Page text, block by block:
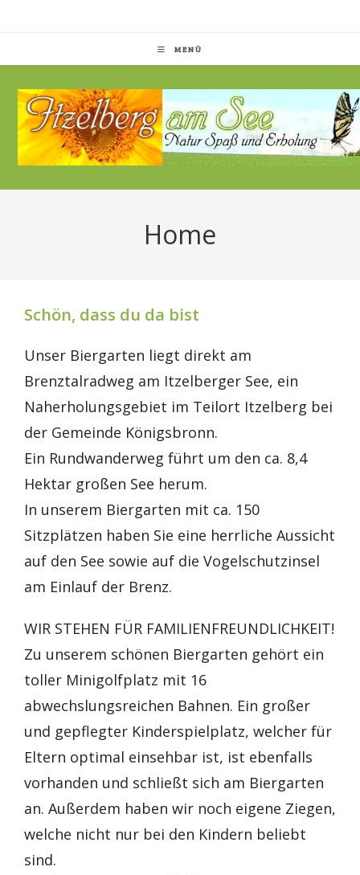
MENÜ
Home
Schön, dass du da bist
Unser Biergarten liegt direkt am
Brenztalradweg am Itzelberger See, ein
Naherholungsgebiet im Teilort Itzelberg bei
der Gemeinde Königsbronn.
Ein Rundwanderweg führt um den ca. 8,4
Hektar großen See herum.
In unserem Biergarten mit ca. 150
Sitzplätzen haben Sie eine herrliche Aussicht
auf den See sowie auf die Vogelschutzinsel
am Einlauf der Brenz.
WIR STEHEN FÜR FAMILIENFREUNDLICHKEIT!
Zu unserem schönen Biergarten gehört ein
toller Minigolfplatz mit 16
abwechslungsreichen Bahnen. Ein großer
und gepflegter Kinderspielplatz, welcher für
Eltern optimal einsehbar ist, ist ebenfalls
vorhanden und schließt sich am Biergarten
an. Außerdem haben wir noch eigene Ziegen,
welche nicht nur bei den Kindern beliebt
sind.